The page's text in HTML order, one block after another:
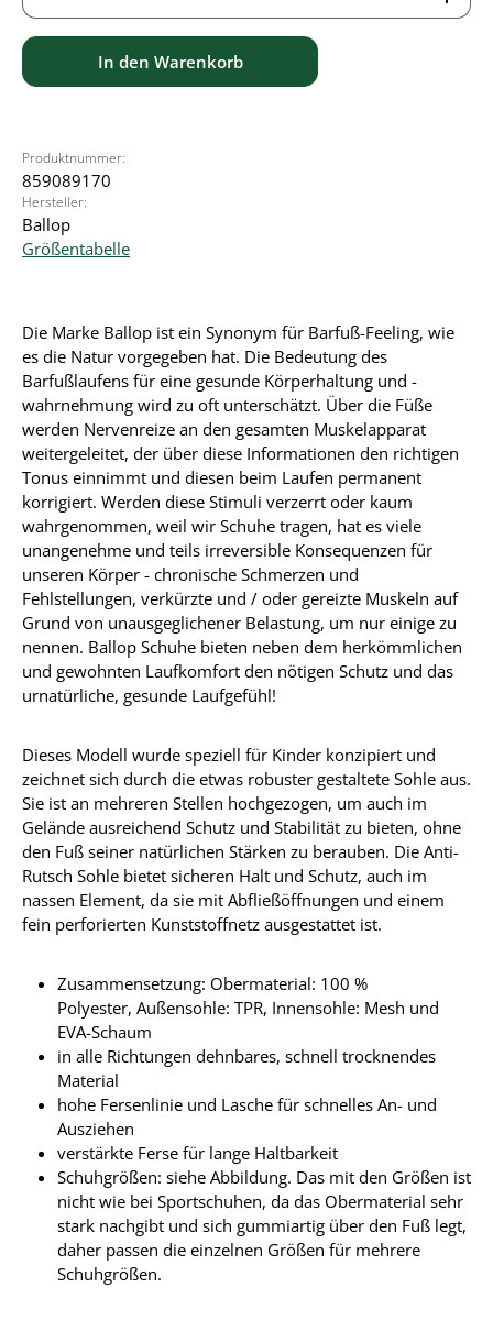
In den Warenkorb
Produktnummer:
859089170
Hersteller:
Ballop
Größentabelle
Die Marke Ballop ist ein Synonym für Barfuß-Feeling, wie
es die Natur vorgegeben hat. Die Bedeutung des
Barfußlaufens für eine gesunde Körperhaltung und -
wahrnehmung wird zu oft unterschätzt. Über die Füße
werden Nervenreize an den gesamten Muskelapparat
weitergeleitet, der über diese Informationen den richtigen
Tonus einnimmt und diesen beim Laufen permanent
korrigiert. Werden diese Stimuli verzerrt oder kaum
wahrgenommen, weil wir Schuhe tragen, hat es viele
unangenehme und teils irreversible Konsequenzen für
unseren Körper - chronische Schmerzen und
Fehlstellungen, verkürzte und / oder gereizte Muskeln auf
Grund von unausgeglichener Belastung, um nur einige zu
nennen. Ballop Schuhe bieten neben dem herkömmlichen
und gewohnten Laufkomfort den nötigen Schutz und das
urnatürliche, gesunde Laufgefühl!
Dieses Modell wurde speziell für Kinder konzipiert und
zeichnet sich durch die etwas robuster gestaltete Sohle aus.
Sie ist an mehreren Stellen hochgezogen, um auch im
Gelände ausreichend Schutz und Stabilität zu bieten, ohne
den Fuß seiner natürlichen Stärken zu berauben. Die Anti-
Rutsch Sohle bietet sicheren Halt und Schutz, auch im
nassen Element, da sie mit Abfließöffnungen und einem
fein perforierten Kunststoffnetz ausgestattet ist.
Zusammensetzung: Obermaterial: 100 %
Polyester, Außensohle: TPR, Innensohle: Mesh und
EVA-Schaum
in alle Richtungen dehnbares, schnell trocknendes
Material
hohe Fersenlinie und Lasche für schnelles An- und
Ausziehen
verstärkte Ferse für lange Haltbarkeit
Schuhgrößen: siehe Abbildung. Das mit den Größen ist
nicht wie bei Sportschuhen, da das Obermaterial sehr
stark nachgibt und sich gummiartig über den Fuß legt,
daher passen die einzelnen Größen für mehrere
Schuhgrößen.